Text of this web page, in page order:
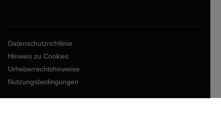
Datenschutzrichtlinie
Hinweis zu Cookies
Urheberrechtshinweise
Nutzungsbedingungen